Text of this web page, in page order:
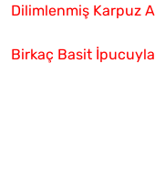
Dilimlenmiş Karpuz
Birkaç Basit